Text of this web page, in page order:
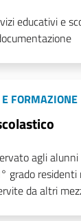
educativi e
FORMAZIONE
agli
grado
da altri